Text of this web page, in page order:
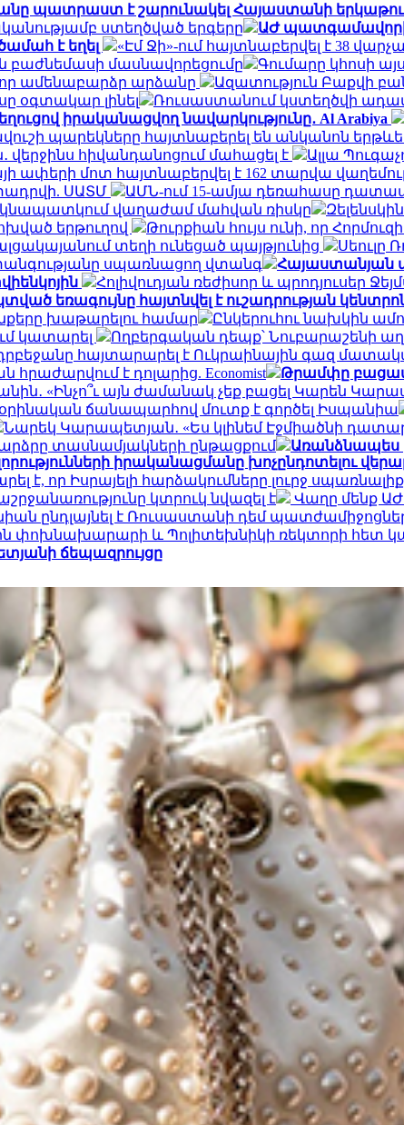
պատրաստ է շարունակել Հայաստանի
ստեղծված երգերը
ԱԺ պատգամավորի
է եղել
«Էմ Ջի»-ում հայտնաբերվել է 38
բաժնեմասի մասնավորեցումը
Գումարը կհոսի
ամենաբարձր արձանը
Ազատություն Բաքվի
օգտակար լինել
Ռուսաստանում կստեղծվի
իրականացվող նավարկությունը․ Al Arabiya
պարեկները հայտնաբերել են անկանոն
հիվանդանոցում մահացել է
Ալլա
ափերի մոտ հայտնաբերվել է 162 տարվա
ՍԱՏՄ
ԱՄՆ-ում 15-ամյա դեռահասը
վաղաժամ մահվան ռիսկը
երթուղով Թուրքիան հույս ունի, որ
տեղի ունեցած պայթյունից
Սեուլը
սպառնացող վտանգ
Հայաստանյան
Հոլիվուդյան ռեժիսոր և պրոդյուսեր
եռագույնը հայտնվել է ուշադրության
խաթարելու համար
Ընկերուհու նախկին
կատարել
Ողբերգական դեպք՝ Նուբարաշենի
հայտարարել է Ուկրաինային գազ
​​հրաժարվում է դոլարից. Economist
Թրամփը
«Ինչո՞ւ այն ժամանակ չեք բացել Կարեն
օրինական ճանապարհով մուտք է գործել Իսպանիա
Նարեկ Կարապետյան․ «Ես կլինեմ Էջմիածնի
տասնամյակների ընթացքում
Առանձնապես
իրականացմանը խոչընդոտելու
է, որ Իսրայելի հարձակումները լուրջ
կտրուկ նվազել է
Վաղը մենք ԱԺ
ընդլայնել է Ռուսաստանի դեմ
փոխնախարարի և Պոլիտեխնիկի ռեկտորի հետ
ճեպազրույցը